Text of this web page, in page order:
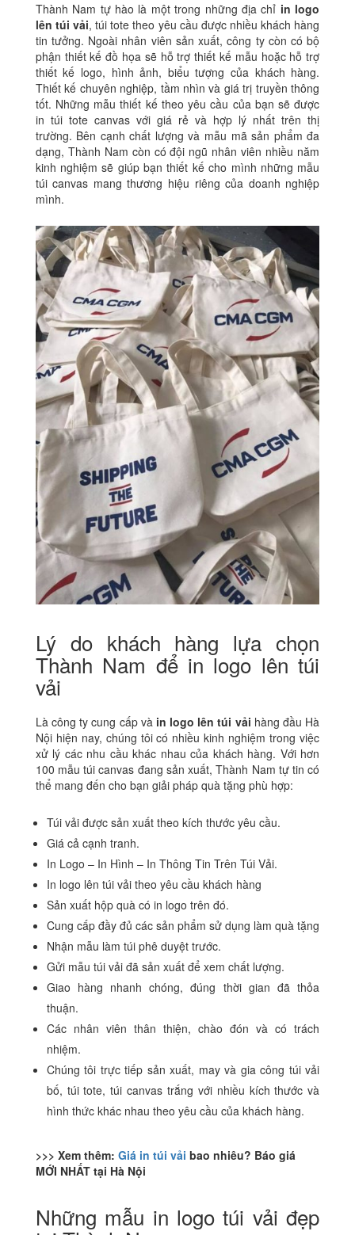
Thành Nam tự hào là một trong những địa chỉ in logo
lên túi vải, túi tote theo yêu cầu được nhiều khách hàng
tin tưởng. Ngoài nhân viên sản xuất, công ty còn có bộ
phận thiết kế đồ họa sẽ hỗ trợ thiết kế mẫu hoặc hỗ trợ
thiết kế logo, hình ảnh, biểu tượng của khách hàng.
Thiết kế chuyên nghiệp, tầm nhìn và giá trị truyền thông
tốt. Những mẫu thiết kế theo yêu cầu của bạn sẽ được
in túi tote canvas với giá rẻ và hợp lý nhất trên thị
trường. Bên cạnh chất lượng và mẫu mã sản phẩm đa
dạng, Thành Nam còn có đội ngũ nhân viên nhiều năm
kinh nghiệm sẽ giúp bạn thiết kế cho mình những mẫu
túi canvas mang thương hiệu riêng của doanh nghiệp
mình.
Lý do khách hàng lựa chọn
Thành Nam để in logo lên túi
vải
Là công ty cung cấp vàin logo lên túi vải hàng đầu Hà
Nội hiện nay, chúng tôi có nhiều kinh nghiệm trong việc
xử lý các nhu cầu khác nhau của khách hàng. Với hơn
100 mẫu túi canvas đang sản xuất, Thành Nam tự tin có
thể mang đến cho bạn giải pháp quà tặng phù hợp:
Túi vải được sản xuất theo kích thước yêu cầu.
Giá cả cạnh tranh.
In Logo – In Hình – In Thông Tin Trên Túi Vải.
In logo lên túi vải theo yêu cầu khách hàng
Sản xuất hộp quà có in logo trên đó.
Cung cấp đầy đủ các sản phẩm sử dụng làm quà tặng
Nhận mẫu làm túi phê duyệt trước.
Gửi mẫu túi vải đã sản xuất để xem chất lượng.
Giao hàng nhanh chóng, đúng thời gian đã thỏa
thuận.
Các nhân viên thân thiện, chào đón và có trách
nhiệm.
Chúng tôi trực tiếp sản xuất, may và gia công túi vải
bố, túi tote, túi canvas trắng với nhiều kích thước và
hình thức khác nhau theo yêu cầu của khách hàng.
>>> Xem thêm: Giá in túi vải bao nhiêu? Báo giá
MỚI NHẤT tại Hà Nội
Những mẫu in logo túi vải đẹp